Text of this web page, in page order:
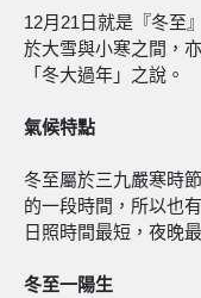
12月21日就是『冬至
於大雪與小寒之間，
「冬大過年」之說。
氣候特點
冬至屬於三九嚴寒時
的一段時間，所以也
日照時間最短，夜晚
冬至一陽生